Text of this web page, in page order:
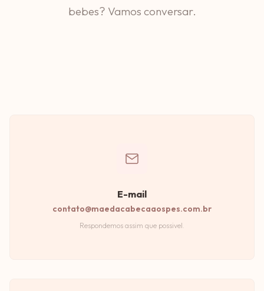
bebes? Vamos conversar.
E-mail
contato@maedacabecaaospes.com.br
Respondemos assim que possivel.